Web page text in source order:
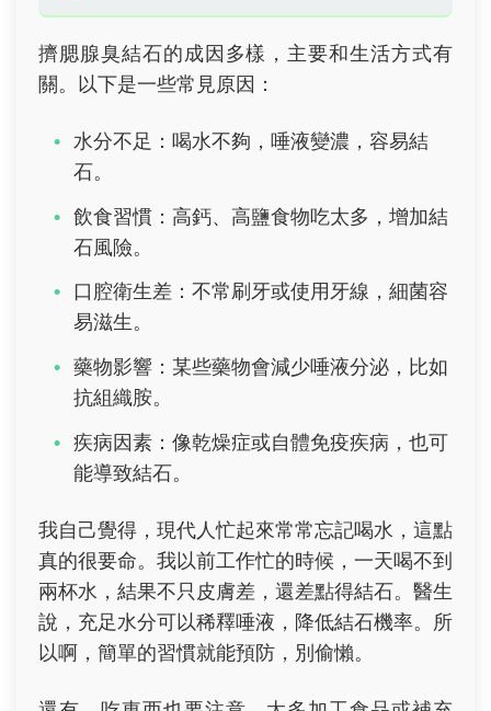
擠腮腺臭結石的成因多樣，主要和生活方式有
關。以下是一些常見原因：
水分不足：喝水不夠，唾液變濃，容易結
石。
飲食習慣：高鈣、高鹽食物吃太多，增加結
石風險。
口腔衛生差：不常刷牙或使用牙線，細菌容
易滋生。
藥物影響：某些藥物會減少唾液分泌，比如
抗組織胺。
疾病因素：像乾燥症或自體免疫疾病，也可
能導致結石。
我自己覺得，現代人忙起來常常忘記喝水，這點
真的很要命。我以前工作忙的時候，一天喝不到
兩杯水，結果不只皮膚差，還差點得結石。醫生
說，充足水分可以稀釋唾液，降低結石機率。所
以啊，簡單的習慣就能預防，別偷懶。